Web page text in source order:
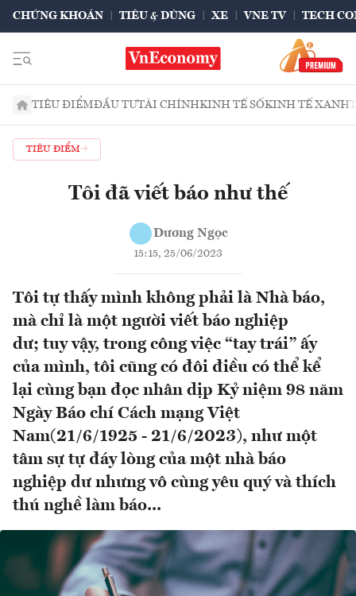
CHỨNG KHOÁN TIÊU & DÙNG XE VNE TV TECH
TIÊU ĐIỂMĐẦU TƯTÀI CHÍNHKINH TẾ SỐKINH TẾ XANH
TIÊU ĐIỂM
Tôi đã viết báo như thế
Dương Ngọc
15:15, 25/06/2023
Tôi tự thấy mình không phải là Nhà báo,
mà chỉ là một người viết báo nghiệp
dư; tuy vậy, trong công việc “tay trái” ấy
của mình, tôi cũng có đôi điều có thể kể
lại cùng bạn đọc nhân dịp Kỷ niệm 98 năm
Ngày Báo chí Cách mạng Việt
Nam(21/6/1925 - 21/6/2023), như một
tâm sự tự đáy lòng của một nhà báo
nghiệp dư nhưng vô cùng yêu quý và thích
thú nghề làm báo...